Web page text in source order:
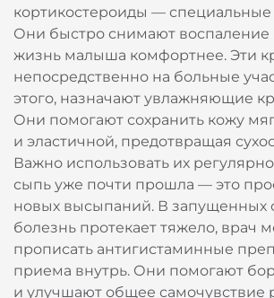
кортикостероиды —
Они быстро снимают воспаление
жизнь малыша комфортнее. Эти
непосредственно на больные
этого, назначают увлажняющие
Они помогают сохранить кожу
и эластичной, предотвращая
Важно использовать их
сыпь уже почти прошла — это
новых высыпаний. В запущенных
болезнь протекает тяжело, врач
прописать антигистаминные
приема внутрь. Они помогают
и улучшают общее самочувствие
Выбрать аптеку